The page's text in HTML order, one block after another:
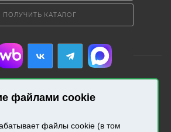
файлами cookie
файлы cookie (в том
ПОЛУЧИТЬ КАТАЛОГ
Все права защищены.